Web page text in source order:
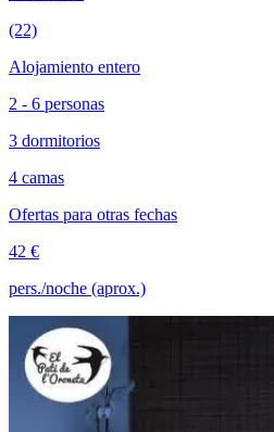
(22)
Alojamiento entero
2 - 6 personas
3 dormitorios
4 camas
Ofertas para otras fechas
42 €
pers./noche (aprox.)